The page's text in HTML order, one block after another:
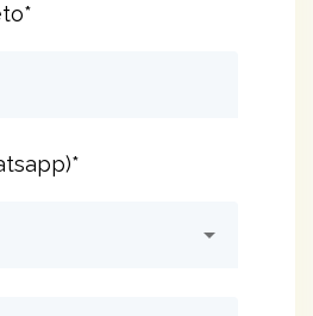
arrow_drop_down